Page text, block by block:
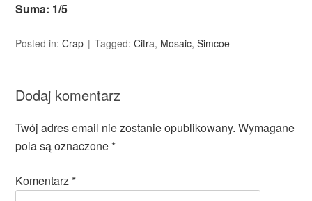
Suma: 1/5
Posted in:Crap Tagged:Citra, Mosaic,Simcoe
Dodaj komentarz
Twój adres email nie zostanie opublikowany. Wymagane
pola są oznaczone*
Komentarz*